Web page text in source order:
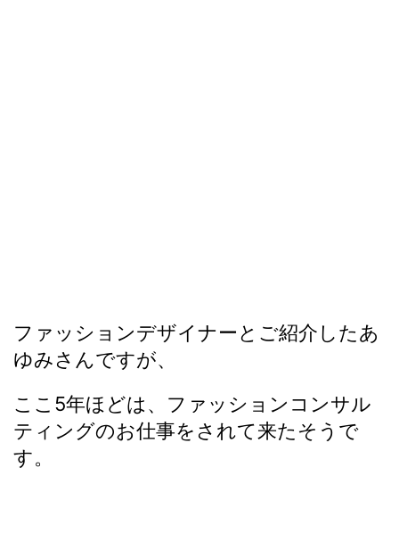
ファッションデザイナーとご紹介したあ
ゆみさんですが、
ここ5年ほどは、ファッションコンサル
ティングのお仕事をされて来たそうで
す。